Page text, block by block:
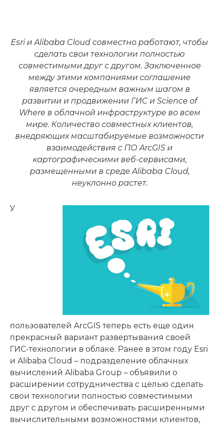
Esri и Alibaba Cloud совместно работают, чтобы
сделать свои технологии полностью
совместимыми друг с другом. Заключенное
между этими компаниями соглашение
является очередным важным шагом в
развитии и продвижении ГИС и Science of
Where в облачной инфраструктуре во всем
мире. Количество совместных клиентов,
внедряющих масштабируемые возможности
взаимодействия с ПО ArcGIS и
картографическими веб-сервисами,
размещенными в среде Alibaba Cloud,
неуклонно растет.
У
пользователей ArcGIS теперь есть еще один
прекрасный вариант развертывания своей
ГИС-технологии в облаке. Ранее в этом году Esri
и Alibaba Cloud – подразделение облачных
вычислений Alibaba Group – объявили о
расширении сотрудничества с целью сделать
свои технологии полностью совместимыми
друг с другом и обеспечивать расширенными
вычислительными возможностями клиентов,